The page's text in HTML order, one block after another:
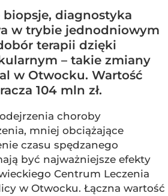
diagnostyka
w trybie jednodniowym
terapii dzięki
– takie zmiany
w Otwocku. Wartość
104 mln zł.
choroby
mniej obciążające
czasu spędzanego
być najważniejsze efekty
Centrum Leczenia
w Otwocku. Łączna wartość